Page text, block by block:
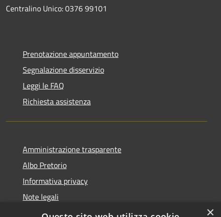
Centralino Unico: 0376 99101
Prenotazione appuntamento
Segnalazione disservizio
Leggi le FAQ
Richiesta assistenza
Amministrazione trasparente
Albo Pretorio
Informativa privacy
Note legali
Dichiarazione di accessibilità
×